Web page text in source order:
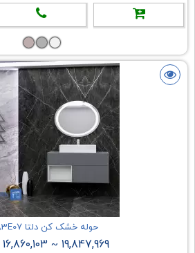
حوله خشک کن دلتا DE83E07
19,847,969
~
16,860,103